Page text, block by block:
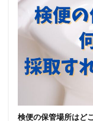
検便の保管場所はど